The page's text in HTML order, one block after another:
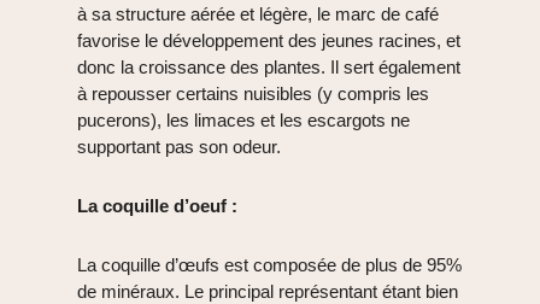
à sa structure aérée et légère, le marc de café
favorise le développement des jeunes racines, et
donc la croissance des plantes. Il sert également
à repousser certains nuisibles (y compris les
pucerons), les limaces et les escargots ne
supportant pas son odeur.
La coquille d’oeuf :
La coquille d’œufs est composée de plus de 95%
de minéraux. Le principal représentant étant bien